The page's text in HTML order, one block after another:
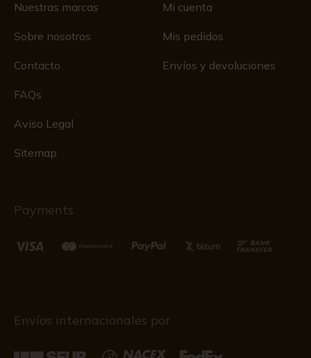
Nuestras marcas
Sobre nosotros
Contacto
FAQs
Aviso Legal
Sitemap
Mi cuenta
Mis pedidos
Envíos y devoluciones
Payments
Envíos internacionales por